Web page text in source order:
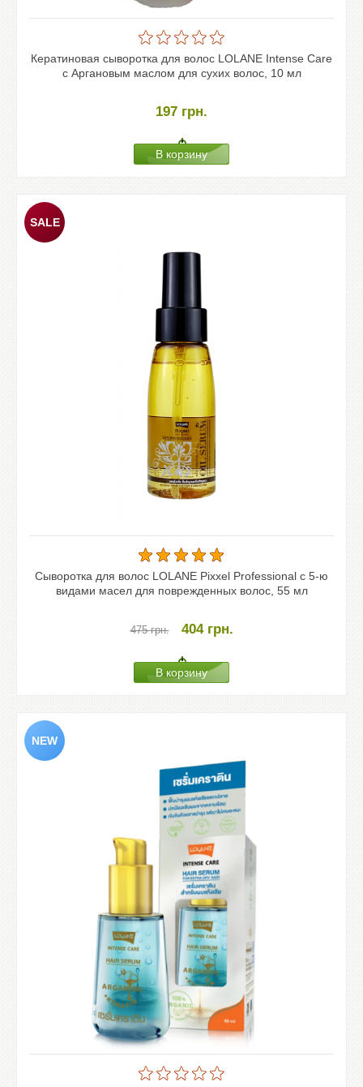
Кератиновая сыворотка для волос LOLANE Intense Care
с Аргановым маслом для сухих волос, 10 мл
197 грн.
Сыворотка для волос LOLANE Pixxel Professional с 5-ю
видами масел для поврежденных волос, 55 мл
475грн. 404 грн.